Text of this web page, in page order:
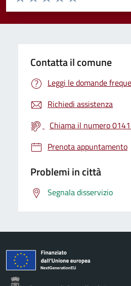
Valuta 5 stelle su 5
Valuta 4 stelle su 5
Valuta 3 stelle su 5
Valuta 2 stelle su 5
Valuta 1 stelle su 5
Contatta il comune
Leggi le domande
Richiedi assistenza
Chiama il numero
Prenota appuntamento
Problemi in città
Segnala disservizio